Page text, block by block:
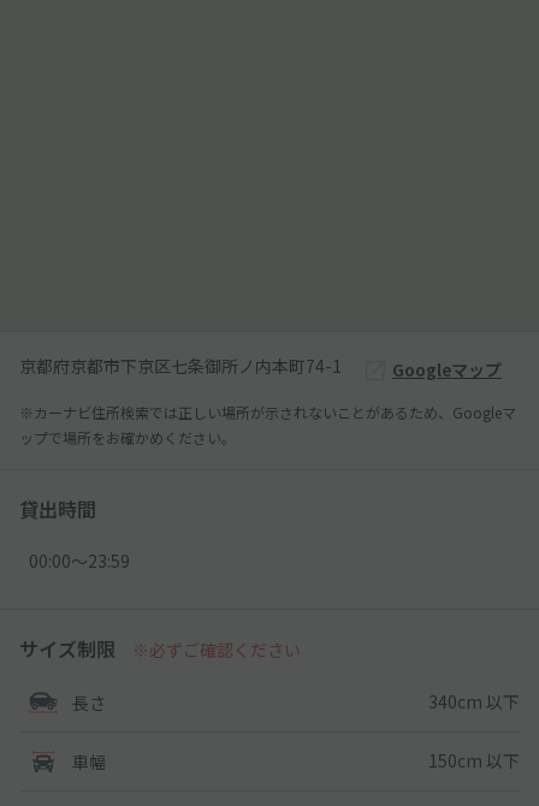
京都府京都市下京区七条御所ノ内本町74-1 Googleマップ
※カーナビ住所検索では正しい場所が示されないことがあるため、Googleマ
ップで場所をお確かめください。
貸出時間
00:00〜23:59
サイズ制限 ※必ずご確認ください
長さ 340cm 以下
車幅 150cm 以下